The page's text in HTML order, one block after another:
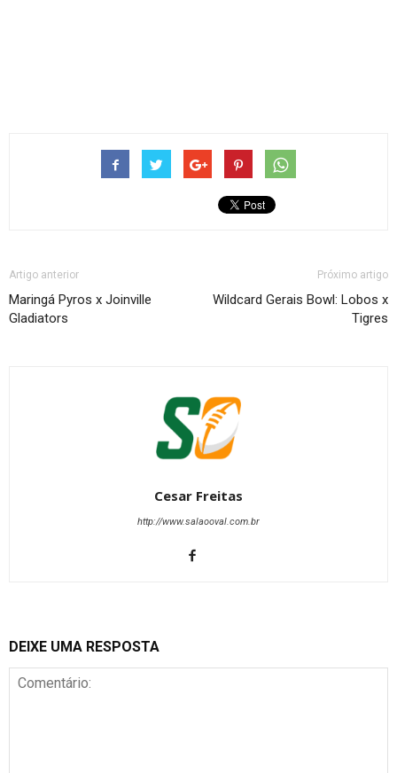
Artigo anterior
Maringá Pyros x Joinville
Gladiators
Próximo artigo
Wildcard Gerais Bowl: Lobos x
Tigres
Cesar Freitas
http://www.salaooval.com.br
DEIXE UMA RESPOSTA